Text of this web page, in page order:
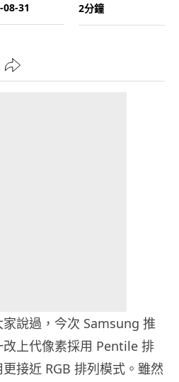
08-31
2分鐘
說過，今次 Samsung 推
上代像素採用 Pentile 排
接近 RGB 排列模式。雖然